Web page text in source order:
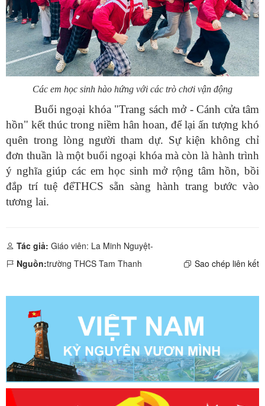
Các em học sinh hào hứng với các trò chơi vận động
Buổi ngoại khóa "Trang sách mở - Cánh cửa tâm
hồn" kết thúc trong niềm hân hoan, để lại ấn tượng khó
quên trong lòng người tham dự. Sự kiện không chỉ
đơn thuần là một buổi ngoại khóa mà còn là hành trình
ý nghĩa giúp các em học sinh mở rộng tâm hồn, bồi
đắp trí tuệ đểTHCS sẵn sàng hành trang bước vào
tương lai.
Tác giả: Giáo viên: La Minh Nguyệt-
Nguồn:trường THCS Tam Thanh Sao chép liên kết